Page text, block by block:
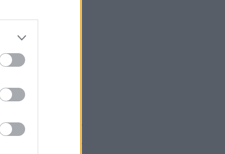
février 2026
janvier 2026